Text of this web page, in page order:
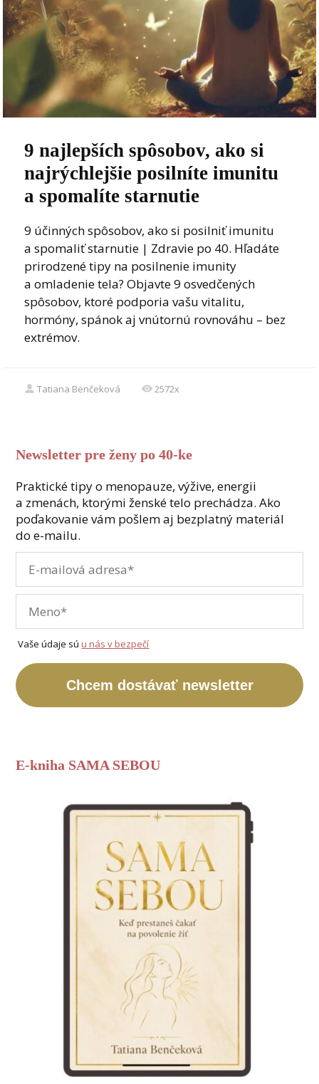
9 najlepších spôsobov, ako si
najrýchlejšie posilníte imunitu
a spomalíte starnutie
9 účinných spôsobov, ako si posilniť imunitu
a spomaliť starnutie | Zdravie po 40. Hľadáte
prirodzené tipy na posilnenie imunity
a omladenie tela? Objavte 9 osvedčených
spôsobov, ktoré podporia vašu vitalitu,
hormóny, spánok aj vnútornú rovnováhu – bez
extrémov.
Tatiana Benčeková 2572x
Newsletter pre ženy po 40-ke
Praktické tipy o menopauze, výžive, energii
a zmenách, ktorými ženské telo prechádza. Ako
poďakovanie vám pošlem aj bezplatný materiál
do e-mailu.
Vaše údaje súu nás v bezpečí
Chcem dostávať newsletter
E-kniha SAMA SEBOU